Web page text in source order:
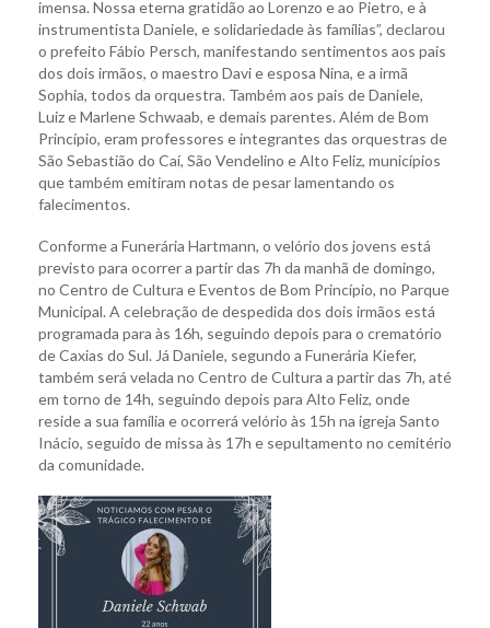
imensa. Nossa eterna gratidão ao Lorenzo e ao Pietro, e à
instrumentista Daniele, e solidariedade às famílias”, declarou
o prefeito Fábio Persch, manifestando sentimentos aos pais
dos dois irmãos, o maestro Davi e esposa Nina, e a irmã
Sophia, todos da orquestra. Também aos pais de Daniele,
Luiz e Marlene Schwaab, e demais parentes. Além de Bom
Princípio, eram professores e integrantes das orquestras de
São Sebastião do Caí, São Vendelino e Alto Feliz, municípios
que também emitiram notas de pesar lamentando os
falecimentos.
Conforme a Funerária Hartmann, o velório dos jovens está
previsto para ocorrer a partir das 7h da manhã de domingo,
no Centro de Cultura e Eventos de Bom Princípio, no Parque
Municipal. A celebração de despedida dos dois irmãos está
programada para às 16h, seguindo depois para o crematório
de Caxias do Sul. Já Daniele, segundo a Funerária Kiefer,
também será velada no Centro de Cultura a partir das 7h, até
em torno de 14h, seguindo depois para Alto Feliz, onde
reside a sua família e ocorrerá velório às 15h na igreja Santo
Inácio, seguido de missa às 17h e sepultamento no cemitério
da comunidade.